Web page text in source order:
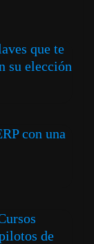
que te
su elección
con una
de